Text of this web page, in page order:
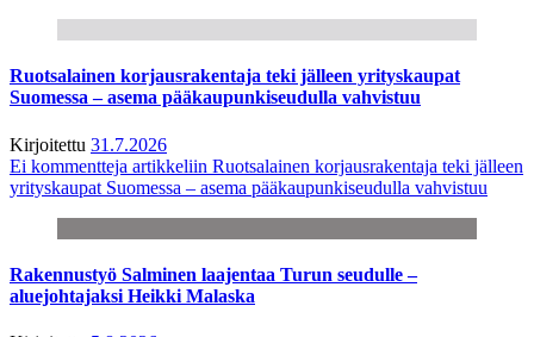
Ruotsalainen korjausrakentaja teki jälleen yrityskaupat
Suomessa – asema pääkaupunkiseudulla vahvistuu
Kirjoitettu 31.7.2026
Ei kommentteja artikkeliin Ruotsalainen korjausrakentaja teki jälleen
yrityskaupat Suomessa – asema pääkaupunkiseudulla vahvistuu
Rakennustyö Salminen laajentaa Turun seudulle –
aluejohtajaksi Heikki Malaska